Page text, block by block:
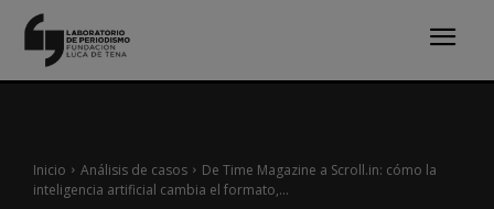
Inicio Análisis de casos
De Time Magazine a Scroll.in: cómo la
inteligencia artificial cambia el formato,...